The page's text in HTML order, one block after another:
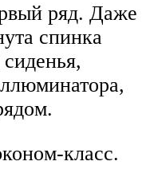
ряд. Даже
спинка
класс.